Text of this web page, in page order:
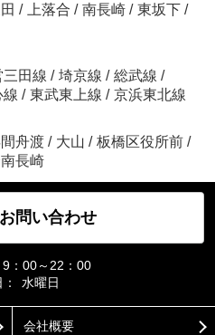
/ 上落合 / 南長崎 / 東坂下 /
三田線 / 埼京線 / 総武線 /
線 / 東武東上線 / 京浜東北線
舟渡 / 大山 / 板橋区役所前 /
長崎
問い合わせ
9：00～22：00
水曜日
会社概要